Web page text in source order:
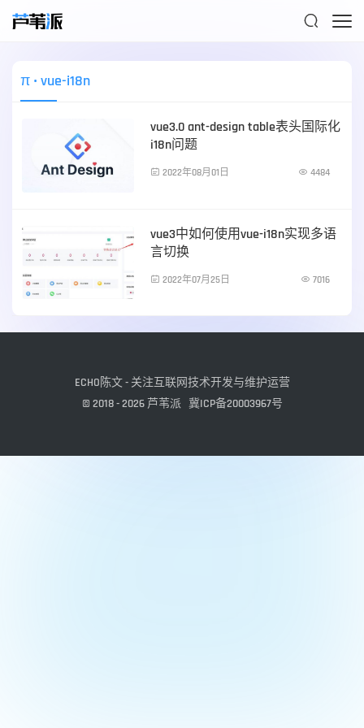

π • vue-i18n
vue3.0 ant-design table表头国际化
i18n问题
 2022年08月01日  4484
前端技术
vue3中如何使用vue-i18n实现多语
言切换
 2022年07月25日  7016
ECHO陈文 - 关注互联网技术开发与维护运营
© 2018 - 2026 芦苇派 冀ICP备20003967号